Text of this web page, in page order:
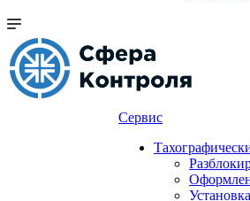
Сервис